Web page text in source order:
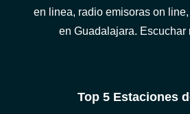
en linea, radio emisoras on
en Guadalajara. Escuchar
Top 5 Estaciones